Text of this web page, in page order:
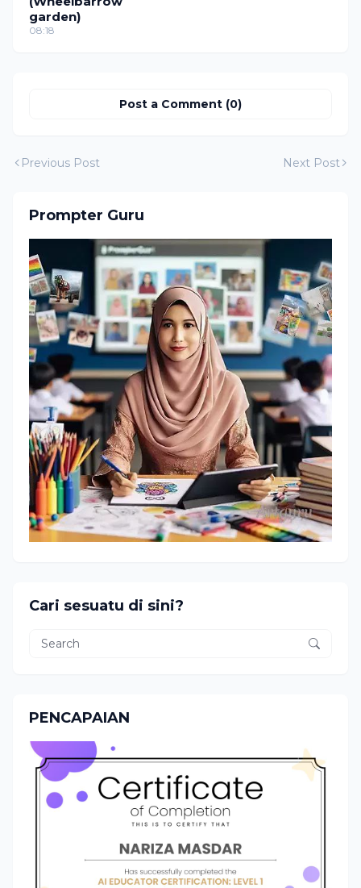
garden)
08:18
Post a Comment (0)
Previous Post Next Post
Prompter Guru
Cari sesuatu di sini?
PENCAPAIAN